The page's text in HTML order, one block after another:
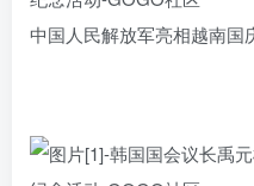
中国人民解放军亮相越南国